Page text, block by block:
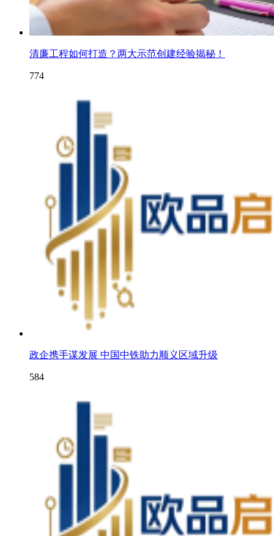
清廉工程如何打造？两大示范创建经验揭秘！
774
政企携手谋发展 中国中铁助力顺义区域升级
584